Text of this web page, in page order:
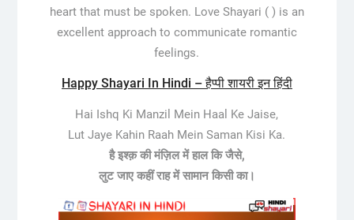
heart that must be spoken. Love Shayari ( ) is an
excellent approach to communicate romantic
feelings.
Happy Shayari In Hindi – हैप्पी शायरी इन हिंदी
Hai Ishq Ki Manzil Mein Haal Ke Jaise,
Lut Jaye Kahin Raah Mein Saman Kisi Ka.
है इश्क़ की मंज़िल में हाल कि जैसे,
लुट जाए कहीं राह में सामान किसी का।